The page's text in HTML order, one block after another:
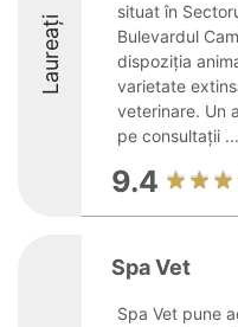
Laureați
situat în
Bulevardul
dispoziția
varietate
veterinare. Un
pe consultații ...
9.4
Spa Vet
Spa Vet pune